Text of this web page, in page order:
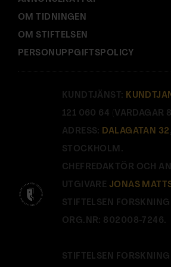
OM TIDNINGEN
OM STIFTELSEN
PERSONUPPGIFTSPOLICY
KUNDTJÄNST:
121 060 64 (VARDAGAR
ADRESS: DALAGATAN 32
STOCKHOLM.
CHEFREDAKTÖR OCH
UTGIVARE JONAS
STIFTELSEN
ORG.NR: 802008-7246.
STIFTELSEN